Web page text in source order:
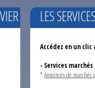
LES
Accédez en un clic
- Services
*Annonces de marchés